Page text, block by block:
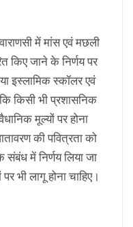
में मांस एवं मछली
किए जाने के निर्णय पर
इस्लामिक स्कॉलर एवं
किसी भी प्रशासनिक
मूल्यों पर होना
की पवित्रता को
में निर्णय लिया जा
भी लागू होना चाहिए।